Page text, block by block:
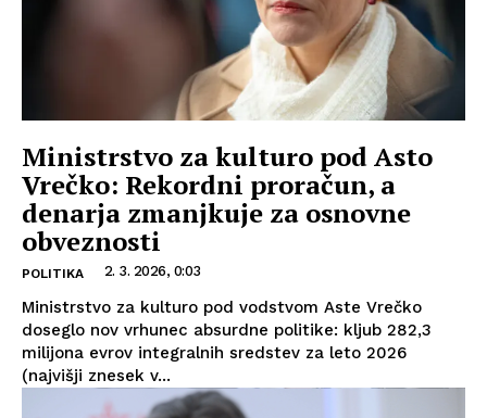
Ministrstvo za kulturo pod Asto
Vrečko: Rekordni proračun, a
denarja zmanjkuje za osnovne
obveznosti
POLITIKA 2. 3. 2026, 0:03
Ministrstvo za kulturo pod vodstvom Aste Vrečko
doseglo nov vrhunec absurdne politike: kljub 282,3
milijona evrov integralnih sredstev za leto 2026
(najvišji znesek v...